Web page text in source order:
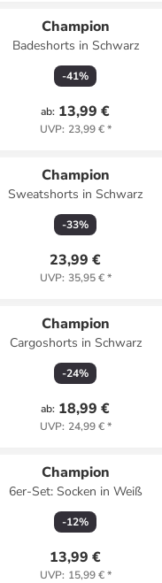
Champion
Badeshorts in Schwarz
-41%
ab: 13,99 €
UVP: 23,99 €*
Champion
Sweatshorts in Schwarz
-33%
23,99 €
UVP: 35,95 €*
Champion
Cargoshorts in Schwarz
-24%
ab: 18,99 €
UVP: 24,99 €*
Champion
6er-Set: Socken in Weiß
-12%
13,99 €
UVP: 15,99 €*